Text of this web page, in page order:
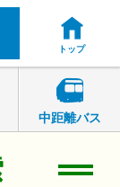
トップ
中距離バス